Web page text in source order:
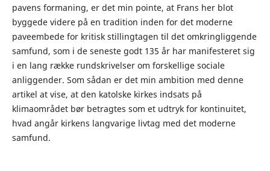
pavens formaning, er det min pointe, at Frans her blot
byggede videre på en tradition inden for det moderne
paveembede for kritisk stillingtagen til det omkringliggende
samfund, som i de seneste godt 135 år har manifesteret sig
i en lang række rundskrivelser om forskellige sociale
anliggender. Som sådan er det min ambition med denne
artikel at vise, at den katolske kirkes indsats på
klimaområdet bør betragtes som et udtryk for kontinuitet,
hvad angår kirkens langvarige livtag med det moderne
samfund.